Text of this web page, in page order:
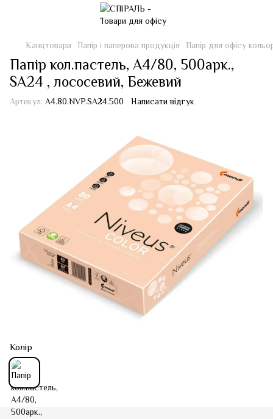
Канцтовари Папір і паперова продукція Папір для офісу
Папір кол.пастель, А4/80, 500арк.,
SA24 , лососевий, Бежевий
Артикул: A4.80.NVP.SA24.500 Написати відгук
Колір